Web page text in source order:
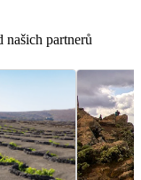
partnerů